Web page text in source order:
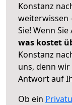
Konstanz
weiterwissen
Sie! Wenn
was kostet
Konstanz
uns, denn
Antwort auf
Ob ein